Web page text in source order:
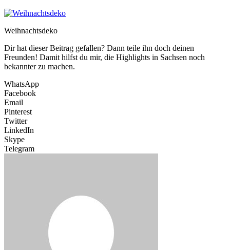
Weihnachtsdeko
Dir hat dieser Beitrag gefallen? Dann teile ihn doch deinen
Freunden! Damit hilfst du mir, die Highlights in Sachsen noch
bekannter zu machen.
WhatsApp
Facebook
Email
Pinterest
Twitter
LinkedIn
Skype
Telegram